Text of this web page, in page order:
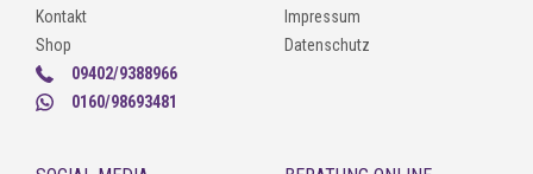
Kontakt
Shop
09402/9388966
0160/98693481
Impressum
Datenschutz